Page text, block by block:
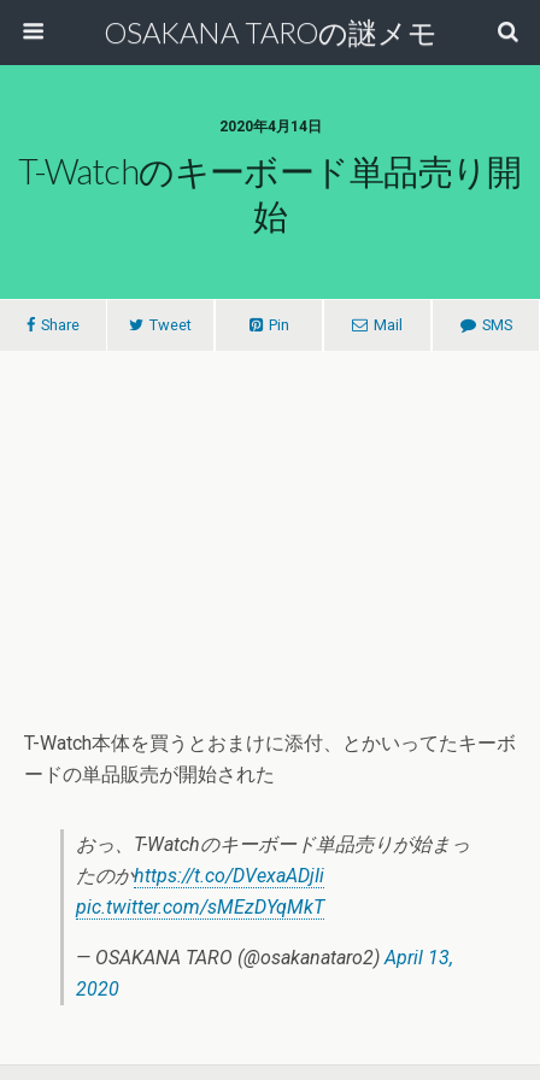
OSAKANA TAROの謎メモ
2020年4月14日
T-Watchのキーボード単品売り開
始
Share Tweet Pin Mail SMS
T-Watch本体を買うとおまけに添付、とかいってたキーボ
ードの単品販売が開始された
おっ、T-Watchのキーボード単品売りが始まっ
たのかhttps://t.co/DVexaADjIi
pic.twitter.com/sMEzDYqMkT
— OSAKANA TARO (@osakanataro2)April 13,
2020